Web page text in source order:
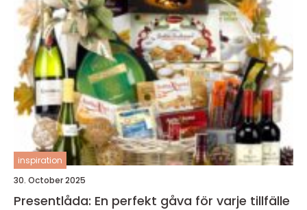
inspiration
30. October 2025
Presentlåda: En perfekt gåva för varje tillfälle